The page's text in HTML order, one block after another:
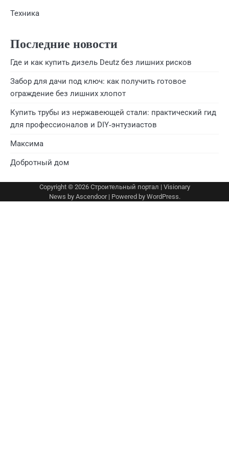
Техника
Последние новости
Где и как купить дизель Deutz без лишних рисков
Забор для дачи под ключ: как получить готовое
ограждение без лишних хлопот
Купить трубы из нержавеющей стали: практический гид
для профессионалов и DIY‑энтузиастов
Максима
Добротный дом
Copyright © 2026 Строительный портал | Visionary
News by Ascendoor| Powered by WordPress.